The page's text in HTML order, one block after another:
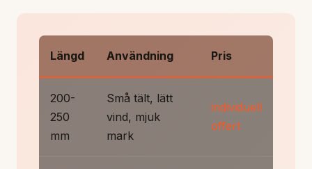
Längd Användning Pris
200-
250
mm
Små tält, lätt
vind, mjuk
mark
individuell
offert